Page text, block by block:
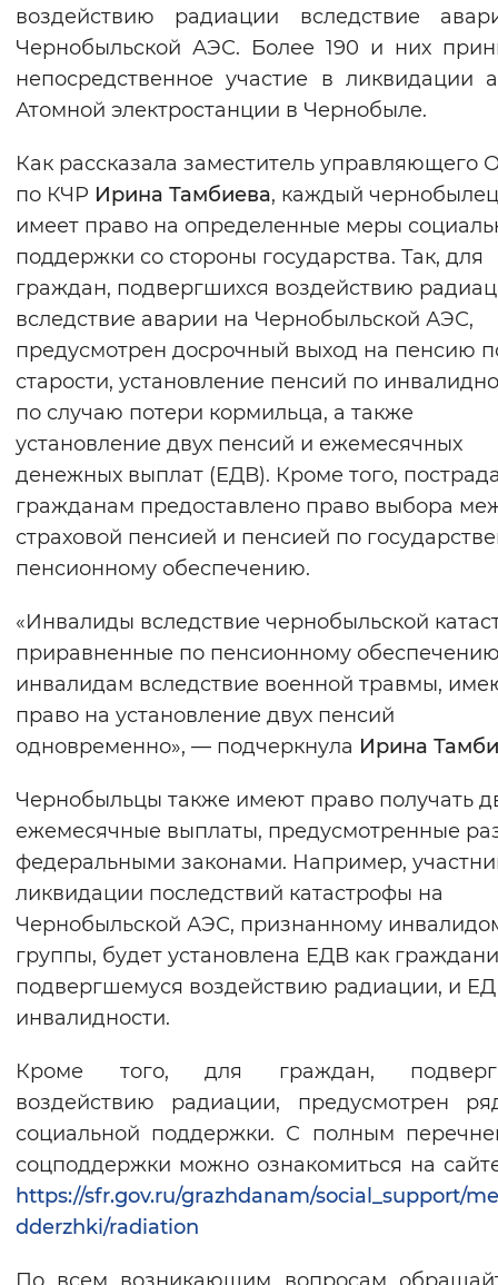
воздействию радиации вследствие
Чернобыльской АЭС. Более 190 и них
непосредственное участие в ликвидации
Атомной электростанции в Чернобыле.
Как рассказала заместитель управляющего
по КЧР Ирина Тамбиева, каждый чернобылец
имеет право на определенные меры
поддержки со стороны государства. Так, для
граждан, подвергшихся воздействию
вследствие аварии на Чернобыльской АЭС,
предусмотрен досрочный выход на пенсию
старости, установление пенсий по
по случаю потери кормильца, а также
установление двух пенсий и ежемесячных
денежных выплат (ЕДВ). Кроме того,
гражданам предоставлено право выбора
страховой пенсией и пенсией по
пенсионному обеспечению.
«Инвалиды вследствие чернобыльской
приравненные по пенсионному
инвалидам вследствие военной травмы,
право на установление двух пенсий
одновременно», — подчеркнула Ирина
Чернобыльцы также имеют право получать
ежемесячные выплаты, предусмотренные
федеральными законами. Например,
ликвидации последствий катастрофы на
Чернобыльской АЭС, признанному
группы, будет установлена ЕДВ как
подвергшемуся воздействию радиации, и
инвалидности.
Кроме того, для граждан,
воздействию радиации, предусмотрен
социальной поддержки. С полным
соцподдержки можно ознакомиться на
https://sfr.gov.ru/grazhdanam/social_support/
dderzhki/radiation